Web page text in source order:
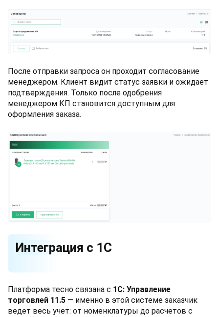
После отправки запроса он проходит согласование
менеджером. Клиент видит статус заявки и ожидает
подтверждения. Только после одобрения
менеджером КП становится доступным для
оформления заказа.
Интеграция с 1С
Платформа тесно связана с 1С: Управление
торговлей 11.5 — именно в этой системе заказчик
ведет весь учет: от номенклатуры до расчетов с